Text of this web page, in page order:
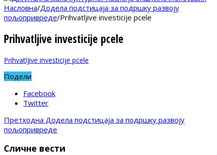
Насловна/Додела подстицаја за подршку развоју
пољопривреде/Prihvatljive investicije pcele
Prihvatljive investicije pcele
Prihvatljive investicije pcele
Подели
Facebook
Twitter
Претходна Додела подстицаја за подршку развоју
пољопривреде
Сличне вести